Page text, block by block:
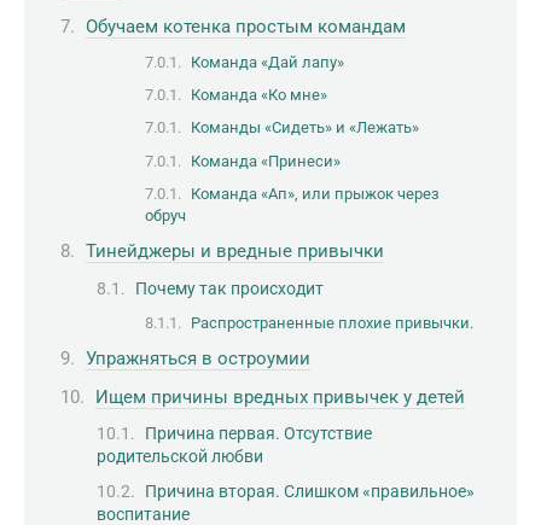
Обучаем котенка простым командам
Команда «Дай лапу»
Команда «Ко мне»
Команды «Сидеть» и «Лежать»
Команда «Принеси»
Команда «Ап», или прыжок через
обруч
Тинейджеры и вредные привычки
Почему так происходит
Распространенные плохие привычки.
Упражняться в остроумии
Ищем причины вредных привычек у детей
Причина первая. Отсутствие
родительской любви
Причина вторая. Слишком «правильное»
воспитание